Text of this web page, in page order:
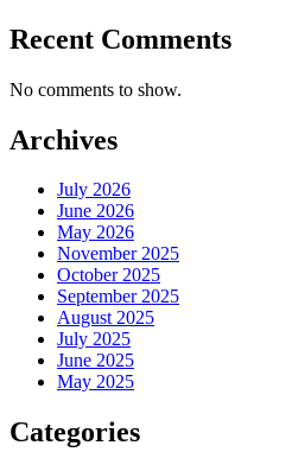
Recent Comments
No comments to show.
Archives
July 2026
June 2026
May 2026
November 2025
October 2025
September 2025
August 2025
July 2025
June 2025
May 2025
Categories